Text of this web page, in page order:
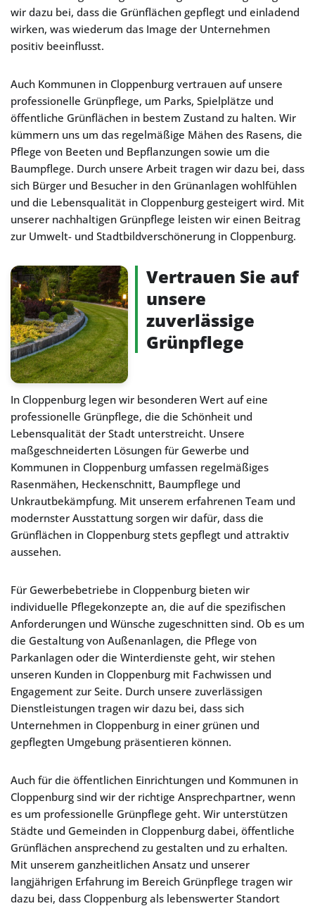
wir dazu bei, dass die Grünflächen gepflegt und einladend
wirken, was wiederum das Image der Unternehmen
positiv beeinflusst.
Auch Kommunen in Cloppenburg vertrauen auf unsere
professionelle Grünpflege, um Parks, Spielplätze und
öffentliche Grünflächen in bestem Zustand zu halten. Wir
kümmern uns um das regelmäßige Mähen des Rasens, die
Pflege von Beeten und Bepflanzungen sowie um die
Baumpflege. Durch unsere Arbeit tragen wir dazu bei, dass
sich Bürger und Besucher in den Grünanlagen wohlfühlen
und die Lebensqualität in Cloppenburg gesteigert wird. Mit
unserer nachhaltigen Grünpflege leisten wir einen Beitrag
zur Umwelt- und Stadtbildverschönerung in Cloppenburg.
Vertrauen Sie auf
unsere
zuverlässige
Grünpflege
In Cloppenburg legen wir besonderen Wert auf eine
professionelle Grünpflege, die die Schönheit und
Lebensqualität der Stadt unterstreicht. Unsere
maßgeschneiderten Lösungen für Gewerbe und
Kommunen in Cloppenburg umfassen regelmäßiges
Rasenmähen, Heckenschnitt, Baumpflege und
Unkrautbekämpfung. Mit unserem erfahrenen Team und
modernster Ausstattung sorgen wir dafür, dass die
Grünflächen in Cloppenburg stets gepflegt und attraktiv
aussehen.
Für Gewerbebetriebe in Cloppenburg bieten wir
individuelle Pflegekonzepte an, die auf die spezifischen
Anforderungen und Wünsche zugeschnitten sind. Ob es um
die Gestaltung von Außenanlagen, die Pflege von
Parkanlagen oder die Winterdienste geht, wir stehen
unseren Kunden in Cloppenburg mit Fachwissen und
Engagement zur Seite. Durch unsere zuverlässigen
Dienstleistungen tragen wir dazu bei, dass sich
Unternehmen in Cloppenburg in einer grünen und
gepflegten Umgebung präsentieren können.
Auch für die öffentlichen Einrichtungen und Kommunen in
Cloppenburg sind wir der richtige Ansprechpartner, wenn
es um professionelle Grünpflege geht. Wir unterstützen
Städte und Gemeinden in Cloppenburg dabei, öffentliche
Grünflächen ansprechend zu gestalten und zu erhalten.
Mit unserem ganzheitlichen Ansatz und unserer
langjährigen Erfahrung im Bereich Grünpflege tragen wir
dazu bei, dass Cloppenburg als lebenswerter Standort